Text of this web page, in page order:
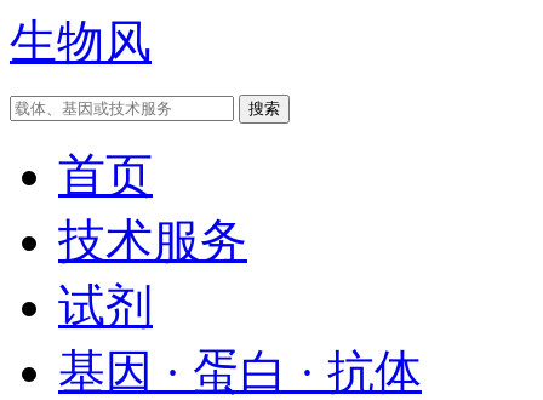
生物风
首页
技术服务
试剂
基因 · 蛋白 · 抗体